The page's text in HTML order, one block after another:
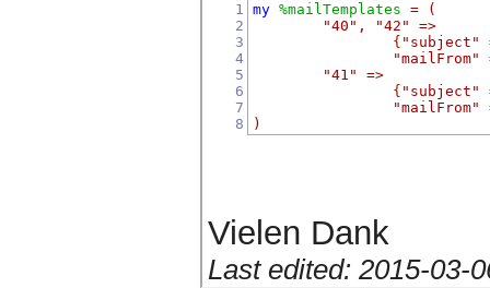
1
2
3
4
5
6
7
8
my %mailTemplates =
(
"40" , "42"
=>
{ "subject"
"mailFrom"
"41"
=>
{ "subject"
"mailFrom"
)
Vielen Dank
Last edited: 2015-03-